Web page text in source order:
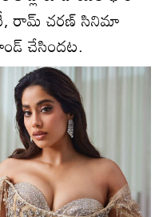
రామ్ చరణ్ సినిమా
చేసిందట.